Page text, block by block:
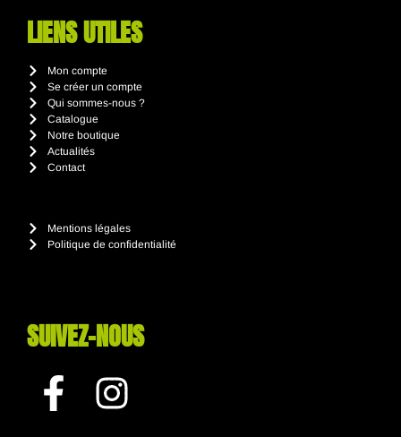
LIENS UTILES
Mon compte
Se créer un compte
Qui sommes-nous ?
Catalogue
Notre boutique
Actualités
Contact
Mentions légales
Politique de confidentialité
SUIVEZ-NOUS